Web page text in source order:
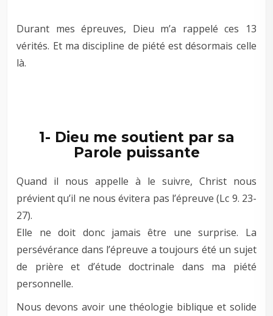
Durant mes épreuves, Dieu m’a rappelé ces 13
vérités. Et ma discipline de piété est désormais celle
là.
1- Dieu me soutient par sa
Parole puissante
Quand il nous appelle à le suivre, Christ nous
prévient qu’il ne nous évitera pas l’épreuve (Lc 9. 23-
27).
Elle ne doit donc jamais être une surprise. La
persévérance dans l’épreuve a toujours été un sujet
de prière et d’étude doctrinale dans ma piété
personnelle.
Nous devons avoir une théologie biblique et solide